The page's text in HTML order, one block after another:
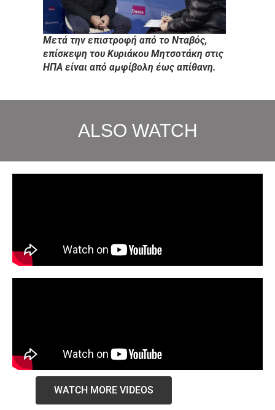
Μετά την επιστροφή από το Νταβός,
επίσκεψη του Κυριάκου Μητσοτάκη στις
ΗΠΑ είναι από αμφίβολη έως απίθανη.
ALSO WATCH
WATCH MORE VIDEOS